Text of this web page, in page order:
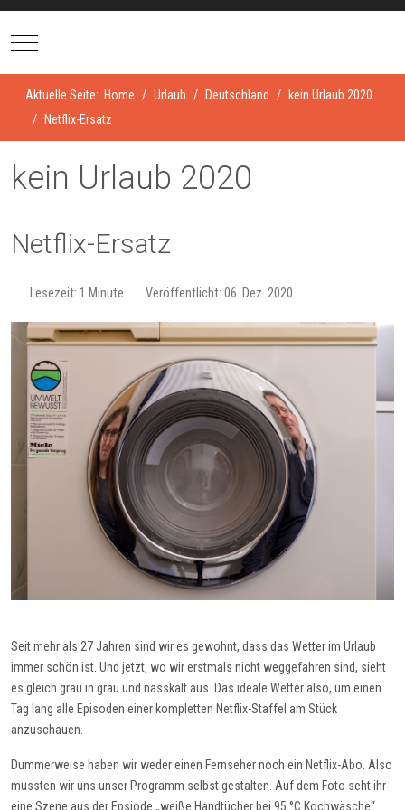
Mobile Menu Toggle
Aktuelle Seite: Home Urlaub Deutschland
kein Urlaub 2020
Netflix-Ersatz
kein Urlaub 2020
Netflix-Ersatz
Lesezeit: 1 Minute Veröffentlicht: 06. Dez. 2020
Seit mehr als 27 Jahren sind wir es gewohnt, dass das Wetter im Urlaub
immer schön ist. Und jetzt, wo wir erstmals nicht weggefahren sind, sieht
es gleich grau in grau und nasskalt aus. Das ideale Wetter also, um einen
Tag lang alle Episoden einer kompletten Netflix-Staffel am Stück
anzuschauen.
Dummerweise haben wir weder einen Fernseher noch ein Netflix-Abo. Also
mussten wir uns unser Programm selbst gestalten. Auf dem Foto seht ihr
eine Szene aus der Epsiode „weiße Handtücher bei 95 °C Kochwäsche“.